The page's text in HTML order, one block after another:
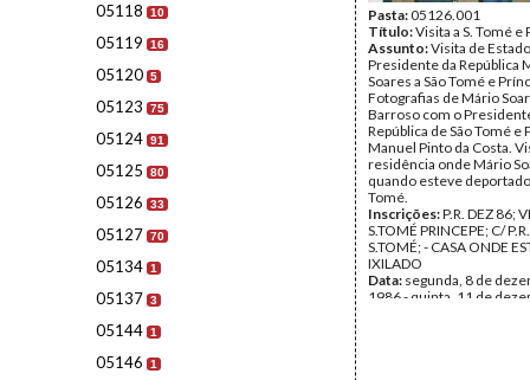
05118 10
05119 16
05120 5
05123 75
05124 91
05125 80
05126 33
05127 70
05134 1
05137 3
05144 1
05146 1
Pasta:05126.001
Título:Visita a S. Tomé e
Assunto:Visita de
Presidente da República
Soares a São Tomé e
Fotografias de Mário
Barroso com o
República de São Tomé e
Manuel Pinto da Costa.
residência onde Mário
quando esteve
Tomé.
Inscrições:P.R. DEZ 86;
S.TOMÉ PRINCEPE; C/
S.TOMÉ; - CASA ONDE
IXILADO
Data: segunda, 8 de
1986 - quinta, 11 de